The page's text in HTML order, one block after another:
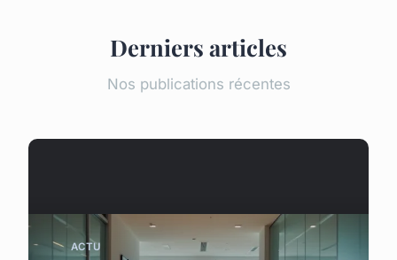
Derniers articles
Nos publications récentes
ACTU